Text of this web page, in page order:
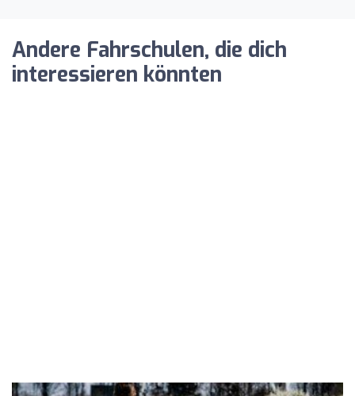
Andere Fahrschulen, die dich
interessieren könnten